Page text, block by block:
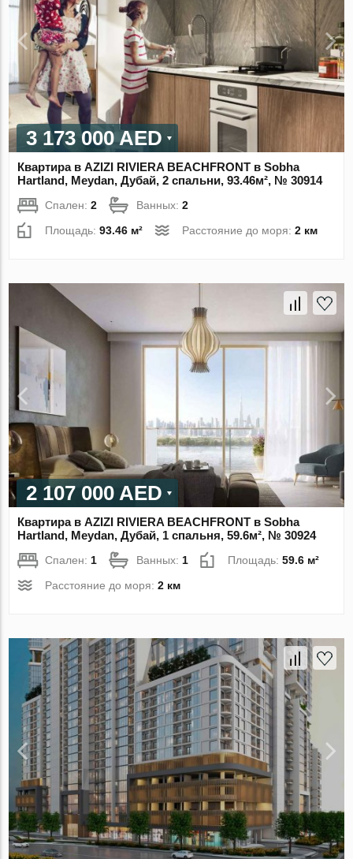
3 173 000 AED
Квартира в AZIZI RIVIERA BEACHFRONT в Sobha
Hartland, Meydan, Дубай, 2 спальни, 93.46м², № 30914
Спален:2 Ванных:2
Площадь:93.46 м² Расстояние до моря:2 км
2 107 000 AED
Квартира в AZIZI RIVIERA BEACHFRONT в Sobha
Hartland, Meydan, Дубай, 1 спальня, 59.6м², № 30924
Спален: 1 Ванных: 1 Площадь:59.6 м²
Расстояние до моря:2 км